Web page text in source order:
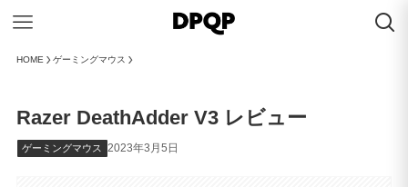
HOME ゲーミングマウス
Razer DeathAdder V3 レビュー
ゲーミングマウス 2023年3月5日